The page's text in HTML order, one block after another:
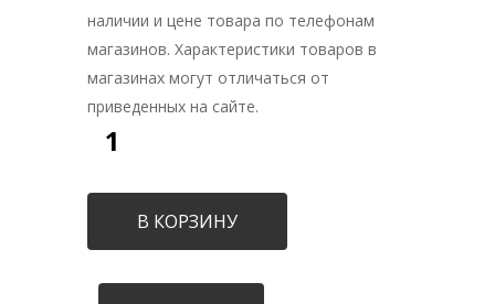
наличии и цене товара по телефонам
магазинов. Характеристики товаров в
магазинах могут отличаться от
приведенных на сайте.
В КОРЗИНУ